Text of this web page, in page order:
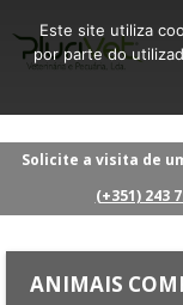
Solicite a visita de
(+351) 243
ANIMAIS
Este site utiliza
por parte do